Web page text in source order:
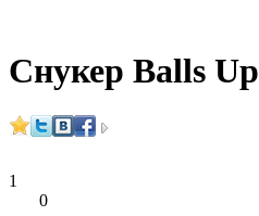
Снукер Balls Up
1
0